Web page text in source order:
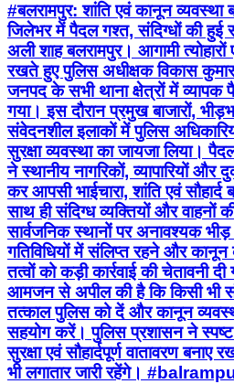
#बलरामपुर: शांति एवं कानून
जिलेभर में पैदल गश्त, संदिग्धों की हुई
अली शाह बलरामपुर। आगामी
रखते हुए पुलिस अधीक्षक विकास
जनपद के सभी थाना क्षेत्रों में व्यापक
गया। इस दौरान प्रमुख बाजारों,
संवेदनशील इलाकों में पुलिस
सुरक्षा व्यवस्था का जायजा लिया।
ने स्थानीय नागरिकों, व्यापारियों और
कर आपसी भाईचारा, शांति एवं
साथ ही संदिग्ध व्यक्तियों और
सार्वजनिक स्थानों पर अनावश्यक
गतिविधियों में संलिप्त रहने और कानून
तत्वों को कड़ी कार्रवाई की चेतावनी
आमजन से अपील की है कि किसी भी
तत्काल पुलिस को दें और कानून
सहयोग करें। पुलिस प्रशासन ने
सुरक्षा एवं सौहार्दपूर्ण वातावरण
भी लगातार जारी रहेंगे।